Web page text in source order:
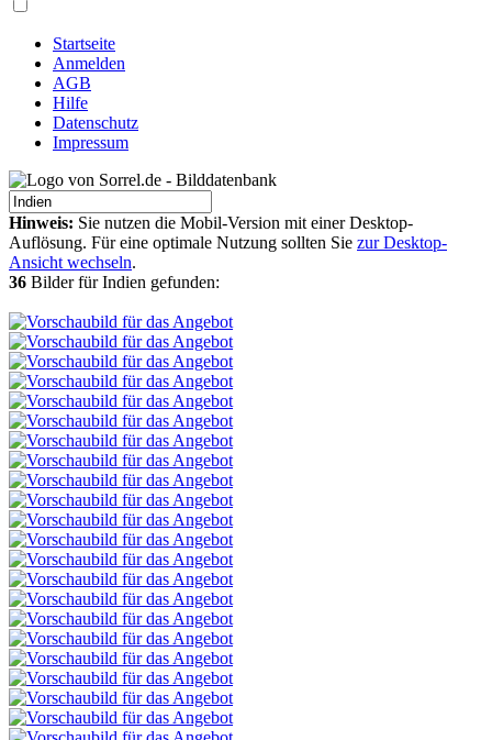
Startseite
Anmelden
AGB
Hilfe
Datenschutz
Impressum
Hinweis: Sie nutzen die Mobil-Version mit einer Desktop-
Auflösung. Für eine optimale Nutzung sollten Sie zur Desktop-
Ansicht wechseln.
36 Bilder für Indien gefunden: